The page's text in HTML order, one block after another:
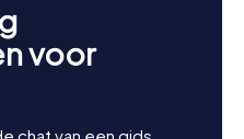
voor